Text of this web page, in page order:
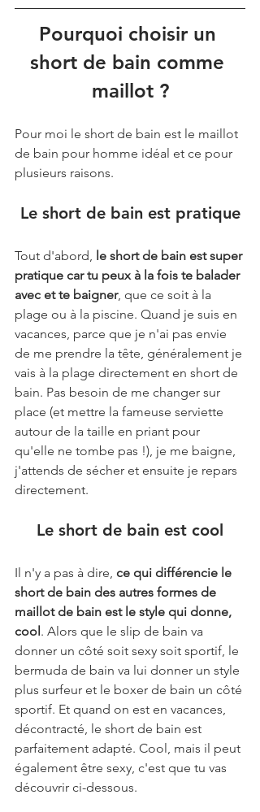
Pourquoi choisir un
short de bain comme
maillot ?
Pour moi le short de bain est le maillot
de bain pour homme idéal et ce pour
plusieurs raisons.
Le short de bain est pratique
Tout d'abord, le short de bain est super
pratique car tu peux à la fois te balader
avec et te baigner, que ce soit à la
plage ou à la piscine. Quand je suis en
vacances, parce que je n'ai pas envie
de me prendre la tête, généralement je
vais à la plage directement en short de
bain. Pas besoin de me changer sur
place (et mettre la fameuse serviette
autour de la taille en priant pour
qu'elle ne tombe pas !), je me baigne,
j'attends de sécher et ensuite je repars
directement.
Le short de bain est cool
Il n'y a pas à dire, ce qui différencie le
short de bain des autres formes de
maillot de bain est le style qui donne,
cool. Alors que le slip de bain va
donner un côté soit sexy soit sportif, le
bermuda de bain va lui donner un style
plus surfeur et le boxer de bain un côté
sportif. Et quand on est en vacances,
décontracté, le short de bain est
parfaitement adapté. Cool, mais il peut
également être sexy, c'est que tu vas
découvrir ci-dessous.